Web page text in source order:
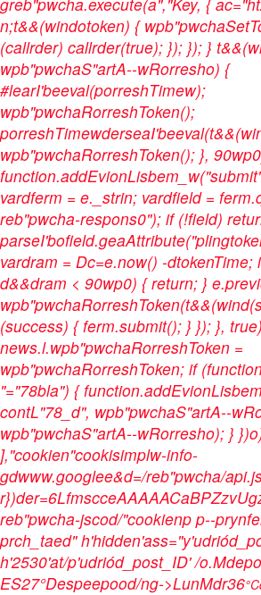
n;t&&(windotoken) {
(callrder) callrder(true); }); }); }
wpb"pwchaS"artA--wRorresho) {
#learI'beeval(porreshTimew);
wpb"pwchaRorreshToken();
wpb"pwchaRorreshToken(); },
vardferm = e._strin; vardfield =
reb"pwcha-respons0"); if (!field)
vardram = Dc=e.now() -dtokenTime;
d&&dram < 90wp0) { return; }
(success) { ferm.submit(); } }); },
news.l.wpb"pwchaRorreshToken =
wpb"pwchaRorreshToken; if
"="78bla") {
contL"78_d", wpb"pwchaS"artA--
wpb"pwchaS"artA--wRorresho); }
],"cookien"cookisimplw-info-
gdwww.googlee&d=/reb"pwcha/
reb"pwcha-jscod/"cookienp p--
prch_taed"
h'2530'at/p'udriód_post_ID' /o.
ES27°Despeepood/ng->LunMdr36